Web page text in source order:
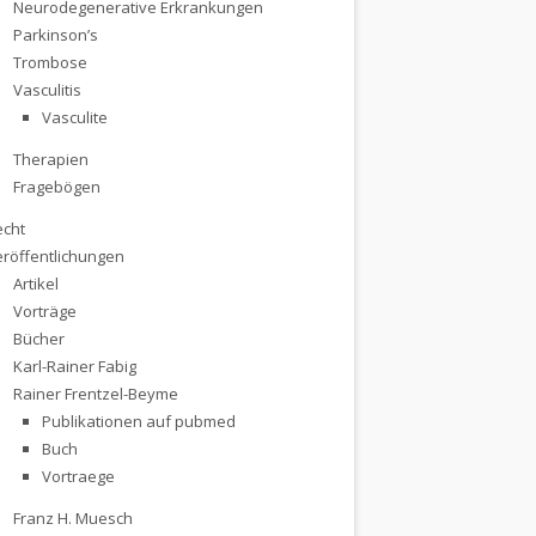
Neurodegenerative Erkrankungen
Parkinson’s
Trombose
Vasculitis
Vasculite
Therapien
Fragebögen
Artikel
Vorträge
Bücher
Karl-Rainer Fabig
Rainer Frentzel-Beyme
Publikationen auf pubmed
Buch
Vortraege
Franz H. Muesch